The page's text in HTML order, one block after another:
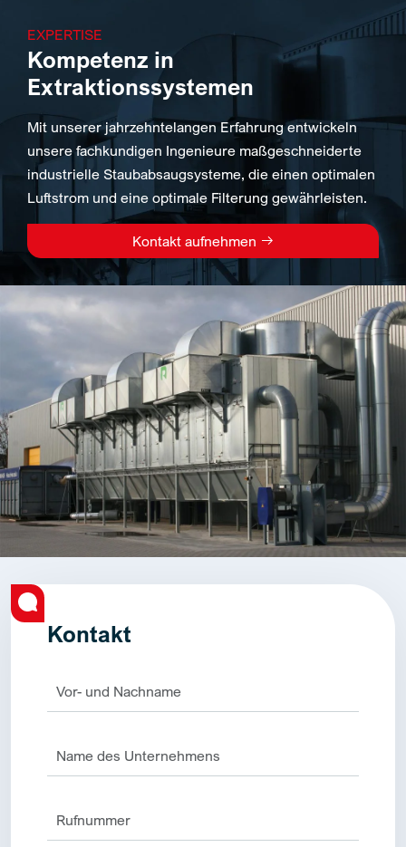
EXPERTISE
Kompetenz in
Extraktionssystemen
Mit unserer jahrzehntelangen Erfahrung entwickeln
unsere fachkundigen Ingenieure maßgeschneiderte
industrielle Staubabsaugsysteme, die einen optimalen
Luftstrom und eine optimale Filterung gewährleisten.
Kontakt aufnehmen
Kontakt